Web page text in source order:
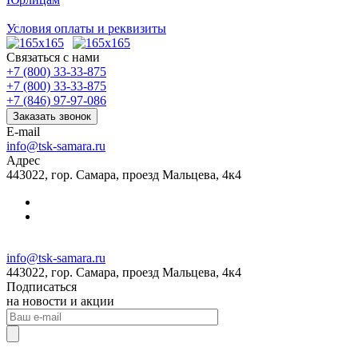
Условия оплаты и реквизиты
Связаться с нами
+7 (800) 33-33-875
+7 (800) 33-33-875
+7 (846) 97-97-086
Заказать звонок
E-mail
info@tsk-samara.ru
Адрес
443022, гор. Самара, проезд Мальцева, 4к4
info@tsk-samara.ru
443022, гор. Самара, проезд Мальцева, 4к4
Подписаться
на новости и акции